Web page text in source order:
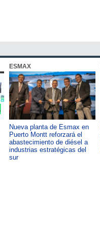
ESMAX
Nueva planta de Esmax en
Puerto Montt reforzará el
abastecimiento de diésel a
industrias estratégicas del
sur